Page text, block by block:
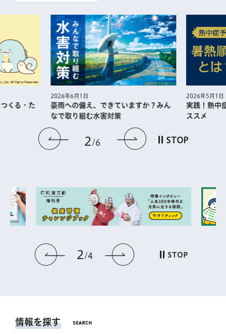
前のスライドを表示
2 6 次のスライドを
STOP
くる・た
2026年6月1日
豪雨への備え、できていますか？みん
なで取り組む水害対策
2026年5月1日
実践！熱中
ススメ
前のスライドを表示
2 4 次のスライドを表
STOP
情報を探す